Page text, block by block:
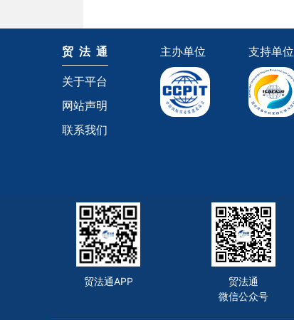
贸 法 通
关于平台
网站声明
联系我们
主办单位 支持单位
贸法通APP
贸法通
微信公众号